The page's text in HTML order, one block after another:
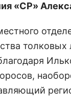
«СР»
толковых